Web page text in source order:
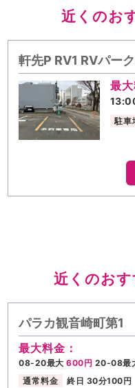
近くのお
軒先P RV1 RVパー
最大
駐車
近くのお
パラカ観音崎町第1
最大料金：
08-20最大600円 20-08最
通常料金
終日 30分100円